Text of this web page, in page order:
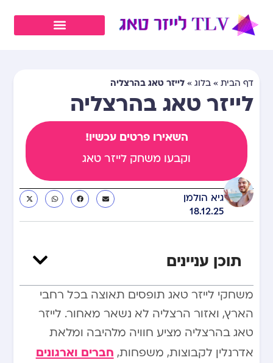
דף הבית »בלוג »לייזר טאג בהרצליה
לייזר טאג בהרצליה
השאירו פרטים עכשיו!
וקבעו משחק לייזר טאג
גיא הולמן
18.12.25
תוכן עניינים
משחקי לייזר טאג תופסים תאוצה בכל רחבי
הארץ, ואזור הרצליה לא נשאר מאחור. לייזר
טאג בהרצליה מציע חוויה מלהיבה ומלאת
אדרנלין לקבוצות, משפחות, חברים וארגונים